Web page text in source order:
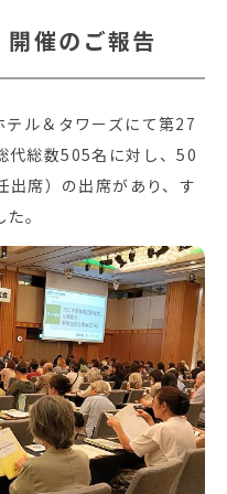
開催のご報告
ル＆タワーズにて第27
代総数505名に対し、50
席）の出席があり、す
。